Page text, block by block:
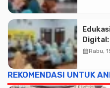
Digital:
calendar_monthRabu,
REKOMENDASI UNTUK